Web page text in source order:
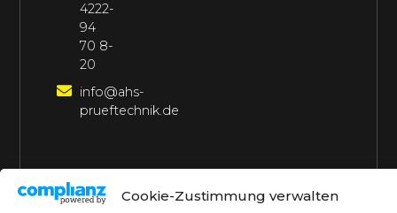
Cookie-Zustimmung verwalten
4222-
94
70 8-
20
info@ahs-
prueftechnik.de
©2026 AHS PrüftechnikAlle Rechte vorbehalten